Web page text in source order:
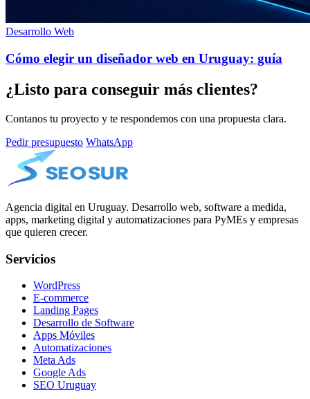
Desarrollo Web
Cómo elegir un diseñador web en Uruguay: guía
¿Listo para conseguir más clientes?
Contanos tu proyecto y te respondemos con una propuesta clara.
Pedir presupuesto WhatsApp
Agencia digital en Uruguay. Desarrollo web, software a medida,
apps, marketing digital y automatizaciones para PyMEs y empresas
que quieren crecer.
Servicios
WordPress
E-commerce
Landing Pages
Desarrollo de Software
Apps Móviles
Automatizaciones
Meta Ads
Google Ads
SEO Uruguay